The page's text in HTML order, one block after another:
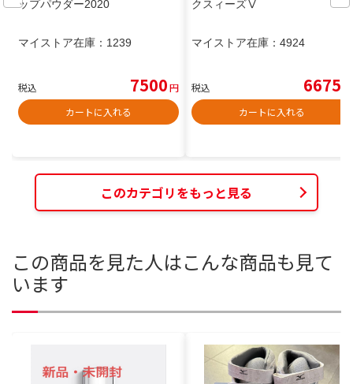
ップパウダー2020
マイストア在庫： 1239
税込 7500円
カートに入れる
クスィーズⅤ
マイストア在庫： 4924
税込 6675
カートに入れる
このカテゴリをもっと見る
この商品を見た人はこんな商品も見て
います